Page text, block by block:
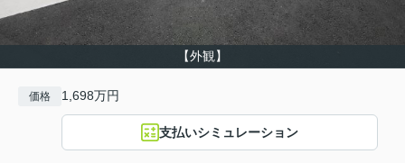
【外観】
価格 1,698万円
支払いシミュレーション